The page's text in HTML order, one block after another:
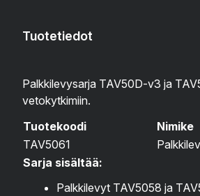
Tuotetiedot
Palkkilevysarja TAV50D-v3 ja
vetokytkimiin.
Tuotekoodi
Nimike
TAV5061
Sarja sisältää:
Palkkilevyt TAV5058 ja